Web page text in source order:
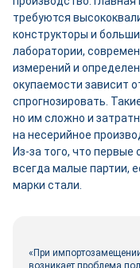
требуются
конструкторы и
лаборатории,
измерений и
окупаемости зависит
спрогнозировать.
но им сложно и
на несерийное
Из-за того, что
всегда малые партии,
марки стали.
«При
возникает проблема